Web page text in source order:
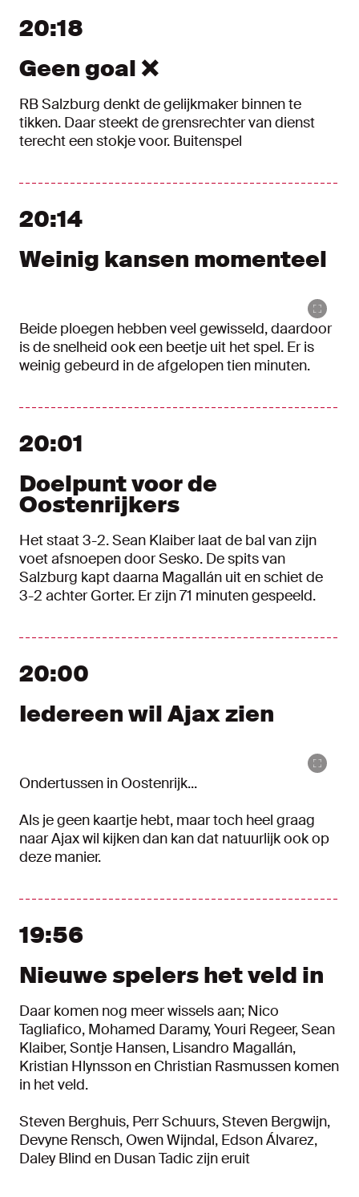
20:18
Geen goal ❌
RB Salzburg denkt de gelijkmaker binnen te
tikken. Daar steekt de grensrechter van dienst
terecht een stokje voor. Buitenspel
20:14
Weinig kansen momenteel
Beide ploegen hebben veel gewisseld, daardoor
is de snelheid ook een beetje uit het spel. Er is
weinig gebeurd in de afgelopen tien minuten.
20:01
Doelpunt voor de
Oostenrijkers
Het staat 3-2. Sean Klaiber laat de bal van zijn
voet afsnoepen door Sesko. De spits van
Salzburg kapt daarna Magallán uit en schiet de
3-2 achter Gorter. Er zijn 71 minuten gespeeld.
20:00
Iedereen wil Ajax zien
Ondertussen in Oostenrijk...
Als je geen kaartje hebt, maar toch heel graag
naar Ajax wil kijken dan kan dat natuurlijk ook op
deze manier.
19:56
Nieuwe spelers het veld in
Daar komen nog meer wissels aan; Nico
Tagliafico, Mohamed Daramy, Youri Regeer, Sean
Klaiber, Sontje Hansen, Lisandro Magallán,
Kristian Hlynsson en Christian Rasmussen komen
in het veld.
Steven Berghuis, Perr Schuurs, Steven Bergwijn,
Devyne Rensch, Owen Wijndal, Edson Álvarez,
Daley Blind en Dusan Tadic zijn eruit